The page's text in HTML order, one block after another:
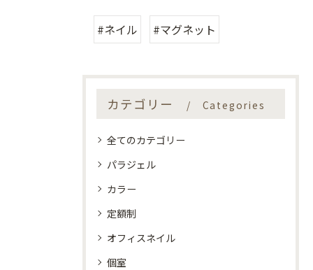
#ネイル #マグネット
カテゴリー Categories
全てのカテゴリー
パラジェル
カラー
定額制
オフィスネイル
個室